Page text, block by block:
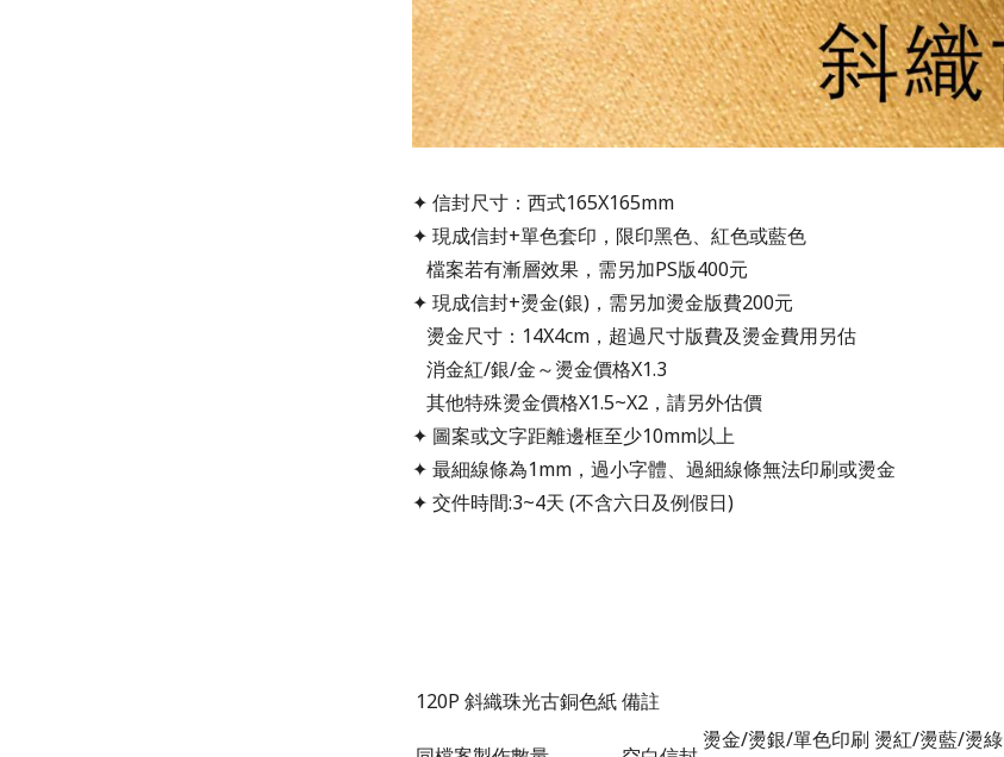
✦ 信封尺寸：西式165X165mm
✦ 現成信封+單色套印，限印黑色、紅色或藍色
檔案若有漸層效果，需另加PS版400元
✦ 現成信封+燙金(銀)，需另加燙金版費200元
燙金尺寸：14X4cm，超過尺寸版費及燙金費用另估
消金紅/銀/金～燙金價格X1.3
其他特殊燙金價格X1.5~X2，請另外估價
✦ 圖案或文字距離邊框至少10mm以上
✦ 最細線條為1mm，過小字體、過細線條無法印刷或燙金
✦ 交件時間:3~4天 (不含六日及例假日)
120P 斜織珠光古銅色紙備註
燙金/燙銀/單色印刷 燙紅/燙藍/燙綠